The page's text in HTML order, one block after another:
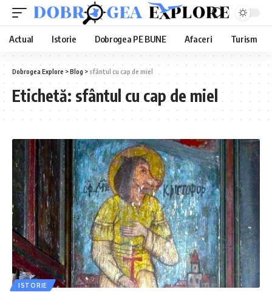
Actual Istorie Dobrogea PE BUNE Afaceri Turism
Dobrogea Explore >Blog > sfântul cu cap de miel
Etichetă: sfântul cu cap de miel
ISTORIE